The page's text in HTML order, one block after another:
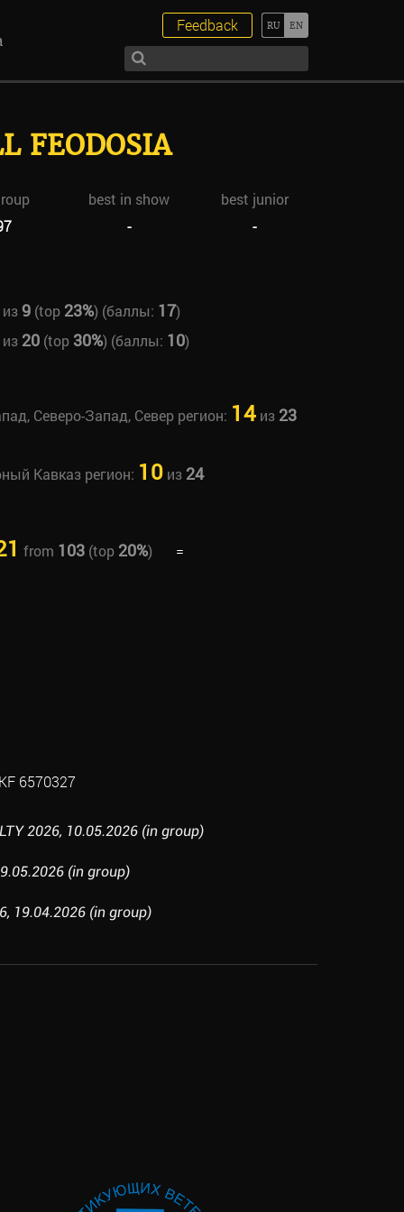
Feedback
FEODOSIA
best in show
best junior
- -
9(top 23%) (баллы: 17)
20(top 30%) (баллы: 10)
Северо-Запад, Север регион: 14из 23
Кавказ регион: 10из 24
from 103(top 20%) =
6570327
2026, 10.05.2026 (in group)
(in group)
19.04.2026 (in group)